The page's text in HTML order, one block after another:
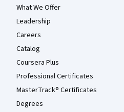
What We Offer
Leadership
Careers
Catalog
Coursera Plus
Professional Certificates
MasterTrack® Certificates
Degrees